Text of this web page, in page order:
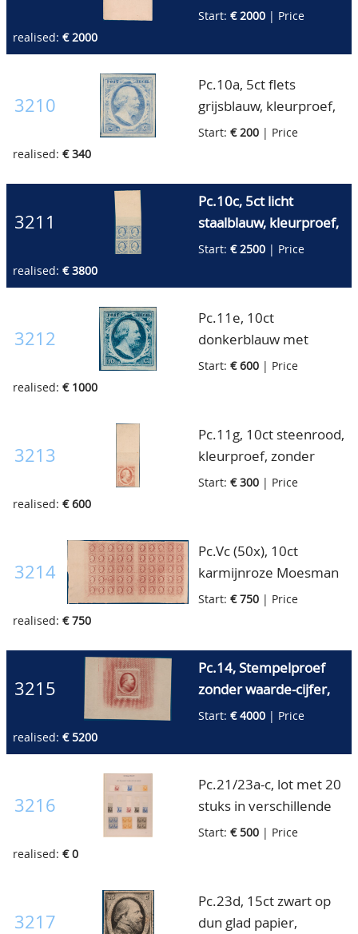
zonder watermerk, in
stuks(3ekwadrant uit
het vel) zonder gom,
hoekrandstuk met
enkele kleine
bemerkingen
zeldzaam geheel!!
(7.500pt.+++)
Start: € 2000 | Price
realised: € 2000
3210
Pc.10a, 5ct flets
grijsblauw, kleurproef,
zonder gom,
Start: € 200 | Price
realised: € 340
3211
Pc.10c, 5ct licht
staalblauw, kleurproef,
in luxe ongebruikt blok
breedgerand met groot
stuk bovenvelrand
waarin
zeldzaam geheel!!
Start: € 2500 | Price
realised: € 3800
3212
Pc.11e, 10ct
donkerblauw met
streepje op de wang,
ex. (1.500pt.++)
Start: € 600 | Price
realised: € 1000
3213
Pc.11g, 10ct steenrood,
kleurproef, zonder
gom, breedgerand
staat (P)OSTZ(EGEL),
zeldzaam geheel!!
(600pt.+++)
Start: € 300 | Price
realised: € 600
3214
Pc.Vc (50x), 10ct
karmijnroze Moesman
herdruk 1895, in
waarin vijf brugparen,
ongetand, zonder gom,
pracht ex., zeldzaam
geheel!! (2.500pt.+++)
Start: € 750 | Price
realised: € 750
3215
Pc.14, Stempelproef
zonder waarde-cijfer,
met arcering rond het
ongebruikt zonder
gom, op velletje, luxe
ex., van de hoogste
(10.000pt.)
Start: € 4000 | Price
realised: € 5200
3216
Pc.21/23a-c, lot met 20
stuks in verschillende
kleuren waaronder ook
pracht ex. (3.000pt.)
Start: € 500 | Price
realised: € 0
3217
Pc.23d, 15ct zwart op
dun glad papier,